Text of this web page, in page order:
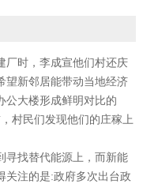
厂时，李成宣他们村还庆
望新邻居能带动当地经济
公大楼形成鲜明对比的
村民们发现他们的庄稼上
找替代能源上，而新能
关注的是:政府多次出台政